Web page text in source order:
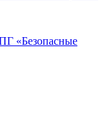
«Безопасные